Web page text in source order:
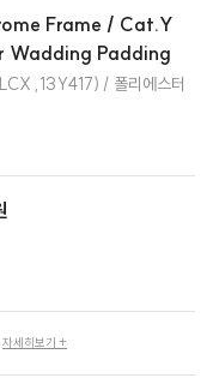
Frame / Cat.Y
Wadding Padding
,13Y417) / 폴리에스터
자세히보기 +